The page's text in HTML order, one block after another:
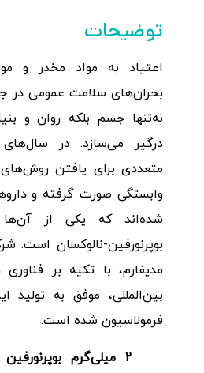
توضیحات
اعتیاد به مواد مخدر و
بحران‌های سلامت عمومی در
نه‌تنها جسم بلکه روان و
درگیر می‌سازد. در
متعددی برای یافتن
وابستگی صورت گرفته و
شده‌اند که یکی از آن‌ها
بوپرنورفین-نالوکسان است.
مدیفارم، با تکیه بر فناوری
بین‌المللی، موفق به تولید
فرمولاسیون شده است:
۲ میلی‌گرم